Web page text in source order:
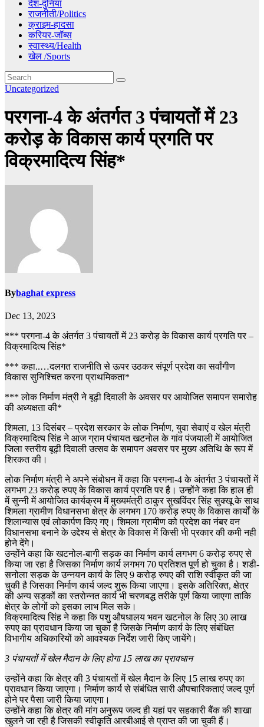
देश-दुनिया
राजनीती/Politics
क्राइम-हादसा
करियर-जॉब्स
स्वास्थ्य/Health
खेल /Sports
Uncategorized
परगना-4 के अंतर्गत 3 पंचायतों में 23
करोड़ के विकास कार्य प्रगति पर
विक्रमादित्य सिंह*
Bybaghat express
Dec 13, 2023
*** परगना-4 के अंतर्गत 3 पंचायतों में 23 करोड़ के विकास कार्य प्रगति पर –
विक्रमादित्य सिंह*
*** कहा..…दलगत राजनीति से ऊपर उठकर संपूर्ण प्रदेश का सर्वांगीण
विकास सुनिश्चित करना प्राथमिकता*
*** लोक निर्माण मंत्री ने बूढ़ी दिवाली के अवसर पर आयोजित समापन समारोह
की अध्यक्षता की*
शिमला, 13 दिसंबर – प्रदेश सरकार के लोक निर्माण, युवा सेवाएं व खेल मंत्री
विक्रमादित्य सिंह ने आज ग्राम पंचायत खटनोल के गांव पंजयाली में आयोजित
जिला स्तरीय बूढ़ी दिवाली उत्सव के समापन अवसर पर मुख्य अतिथि के रूप में
शिरकत की।
लोक निर्माण मंत्री ने अपने संबोधन में कहा कि परगना-4 के अंतर्गत 3 पंचायतों में
लगभग 23 करोड़ रुपए के विकास कार्य प्रगति पर है। उन्होंने कहा कि हाल ही
में सुन्नी में आयोजित कार्यक्रम में मुख्यमंत्री ठाकुर सुखविंदर सिंह सुक्खू के साथ
शिमला ग्रामीण विधानसभा क्षेत्र के लगभग 170 करोड़ रुपए के विकास कार्यों के
शिलान्यास एवं लोकार्पण किए गए। शिमला ग्रामीण को प्रदेश का नंबर वन
विधानसभा बनाने के उद्देश्य से क्षेत्र के विकास में किसी भी प्रकार की कमी नही
होने देंगे।
उन्होंने कहा कि खटनोल-बागी सड़क का निर्माण कार्य लगभग 6 करोड़ रुपए से
किया जा रहा है जिसका निर्माण कार्य लगभग 70 प्रतिशत पूर्ण हो चुका है। शडी-
सनोला सड़क के उन्नयन कार्य के लिए 9 करोड़ रुपए की राशि स्वीकृत की जा
चुकी है जिसका निर्माण कार्य जल्द शुरू किया जाएगा। इसके अतिरिक्त, क्षेत्र
की अन्य सड़कों का स्तरोन्नत कार्य भी चरणबद्ध तरीके पूर्ण किया जाएगा ताकि
क्षेत्र के लोगों को इसका लाभ मिल सके।
विक्रमादित्य सिंह ने कहा कि पशु औषधालय भवन खटनोल के लिए 30 लाख
रुपए का प्रावधान किया जा चुका है जिसके निर्माण कार्य के लिए संबंधित
विभागीय अधिकारियों को आवश्यक निर्देश जारी किए जायेंगे।
3 पंचायतों में खेल मैदान के लिए होगा 15 लाख का प्रावधान
उन्होंने कहा कि क्षेत्र की 3 पंचायतों में खेल मैदान के लिए 15 लाख रुपए का
प्रावधान किया जाएगा। निर्माण कार्य से संबंधित सारी औपचारिकताएं जल्द पूर्ण
होने पर पैसा जारी किया जाएगा।
उन्होंने कहा कि क्षेत्र की मांग अनुरूप जल्द ही यहां पर सहकारी बैंक की शाखा
खुलने जा रही है जिसकी स्वीकृति आरबीआई से प्राप्त की जा चुकी हैं।